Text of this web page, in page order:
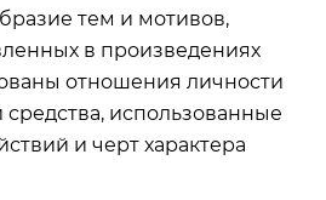
тем и мотивов,
в произведениях
отношения личности
использованные
и черт характера